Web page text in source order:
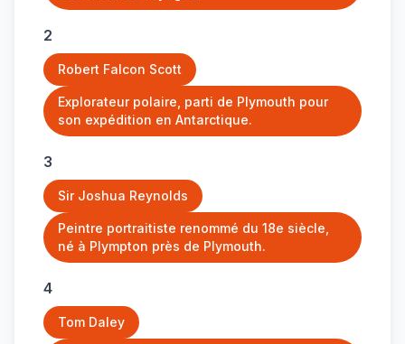
2
Robert Falcon Scott
Explorateur polaire, parti de Plymouth pour
son expédition en Antarctique.
3
Sir Joshua Reynolds
Peintre portraitiste renommé du 18e siècle,
né à Plympton près de Plymouth.
4
Tom Daley